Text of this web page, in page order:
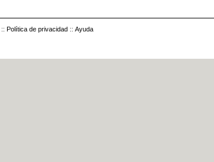
:: Política de privacidad :: Ayuda